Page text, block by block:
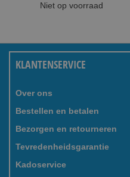
Niet op voorraad
KLANTENSERVICE
Over ons
Bestellen en betalen
Bezorgen en retourneren
Tevredenheidsgarantie
Kadoservice